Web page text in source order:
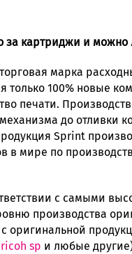
картриджи и можно
марка
только 100% новые
печати.
до отливки
Sprint
в мире по
с самыми
производства
sp и любые